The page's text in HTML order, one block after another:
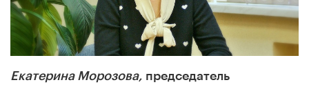
Екатерина Морозова, председатель